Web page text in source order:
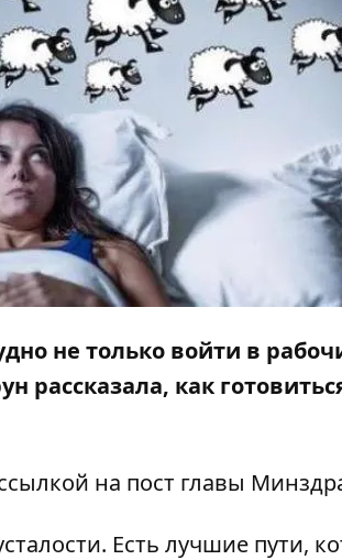
не только войти в
рассказала, как
на пост главы
Есть лучшие пути,